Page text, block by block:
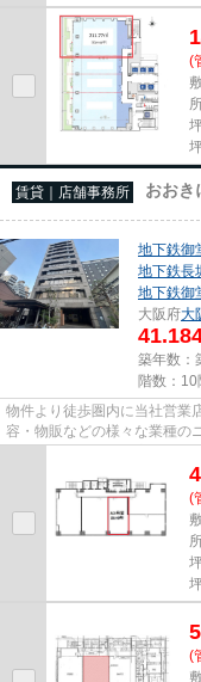
(
賃貸｜店舗事務所 おおき
地下鉄御
地下鉄長
地下鉄御
大阪府大
築年数：
階数：10
物件より徒歩圏内に当社営業
容・物販などの様々な業種の
尚、弊社ではおとり広告は一
(
(